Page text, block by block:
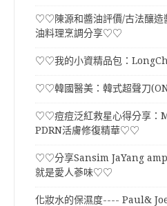
♡♡陳源和醬油評價/古法釀造
油料理烹調分享♡♡
♡♡我的小資精品包：
♡♡韓國醫美：韓式超聲刀
♡♡痘痘泛紅救星心得分享：
PDRN活膚修復精華♡♡
♡♡分享Sansim JaYang
就是愛人蔘味♡♡
化妝水的保濕度---- Paul&